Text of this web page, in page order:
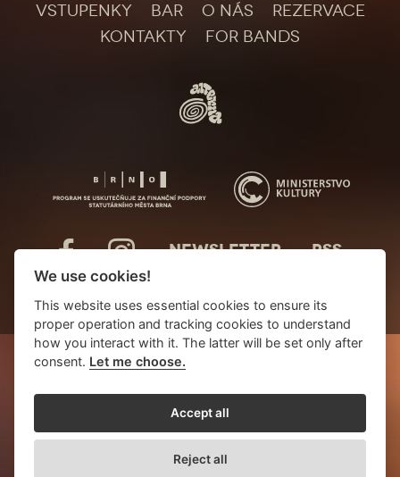
VSTUPENKY
BAR O NÁS
REZERVACE
KONTAKTY
FOR BANDS
NEWSLETTER RSS
We use cookies!
This website uses essential cookies to ensure its
proper operation and tracking cookies to understand
how you interact with it. The latter will be set only after
consent. Let me choose.
Accept all
Reject all